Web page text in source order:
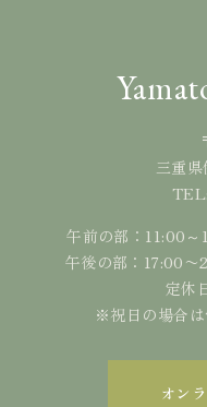
三重
TEL:
午前の部：11:00～
午後の部：17:00〜
定休
※祝日の場合は
オン